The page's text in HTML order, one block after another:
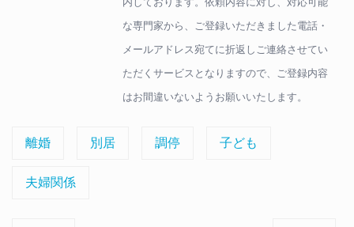
な専門家から、ご登録いただきました電話・
メールアドレス宛てに折返しご連絡させてい
ただくサービスとなりますので、ご登録内容
はお間違いないようお願いいたします。
離婚 別居 調停 子ども
夫婦関係